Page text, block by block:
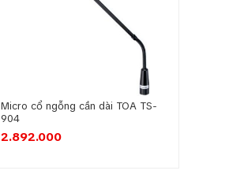
Micro cổ ngỗng cần dài TOA TS-
904
2.892.000